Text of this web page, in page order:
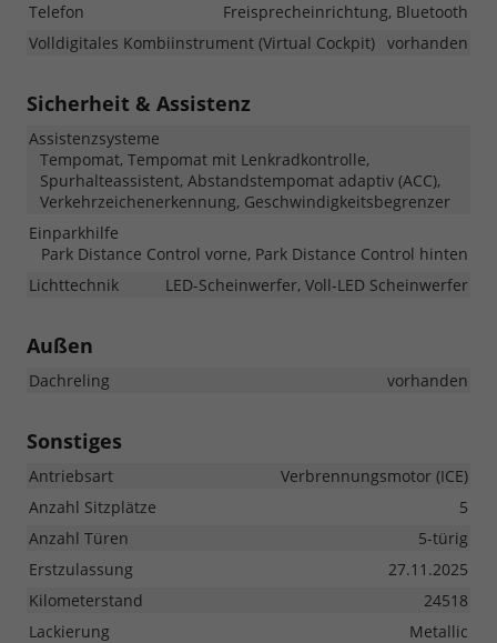
Telefon
Freisprecheinrichtung, Bluetooth
Volldigitales Kombiinstrument (Virtual Cockpit) vorhanden
Sicherheit & Assistenz
Assistenzsysteme
Tempomat, Tempomat mit Lenkradkontrolle,
Spurhalteassistent, Abstandstempomat adaptiv (ACC),
Verkehrzeichenerkennung, Geschwindigkeitsbegrenzer
Einparkhilfe
Park Distance Control vorne, Park Distance Control hinten
Lichttechnik
LED-Scheinwerfer, Voll-LED Scheinwerfer
Außen
Dachreling vorhanden
Sonstiges
Antriebsart
Verbrennungsmotor (ICE)
Anzahl Sitzplätze
5
Anzahl Türen
5-türig
Erstzulassung
27.11.2025
Kilometerstand
24518
Lackierung
Metallic